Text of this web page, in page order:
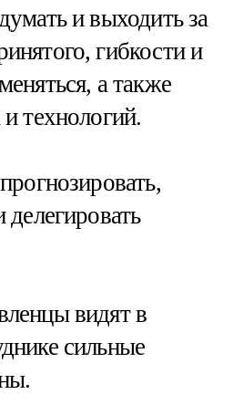
и выходить за
гибкости и
а также
технологий.
делегировать
видят в
сильные